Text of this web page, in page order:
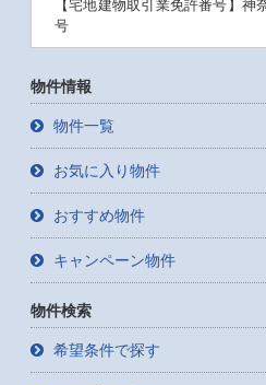
【宅地建物取引業免許番号】神
号
物件情報
物件一覧
お気に入り物件
おすすめ物件
キャンペーン物件
物件検索
希望条件で探す